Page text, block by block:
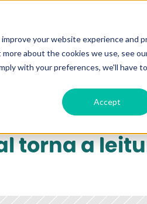
your website experience and
about the cookies we use, see
with your preferences, we'll have
Accept
torna a